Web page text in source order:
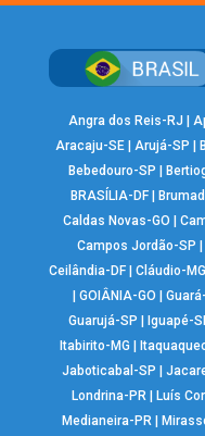
Angra dos Reis-RJ |
Aracaju-SE | Arujá-SP |
Bebedouro-SP |
BRASÍLIA-DF|
Caldas Novas-GO |
Campos Jordão-SP |
Ceilândia-DF| Cláudio-MG
| GOIÂNIA-GO |
Guarujá-SP | Iguapé-
Itabirito-MG |
Jaboticabal-SP |
Londrina-PR | Luís
Medianeira-PR |